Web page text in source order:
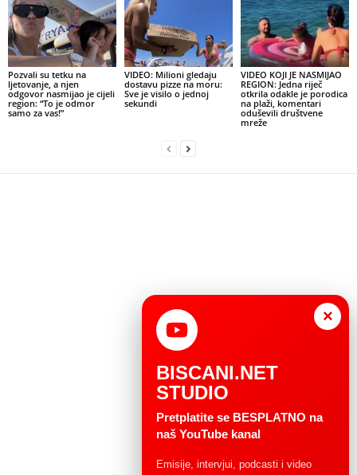
Pozvali su tetku na
ljetovanje, a njen
odgovor nasmijao je cijeli
region: “To je odmor
samo za vas!”
VIDEO: Milioni gledaju
dostavu pizze na moru:
Sve je visilo o jednoj
sekundi
VIDEO KOJI JE NASMIJAO
REGION: Jedna riječ
otkrila odakle je porodica
na plaži, komentari
oduševili društvene
mreže
×
BISCANI.NET
STUDIO
Pretplatite se BESPLATNO na
naš YouTube kanal
Emisije, intervjui, podcasti i video